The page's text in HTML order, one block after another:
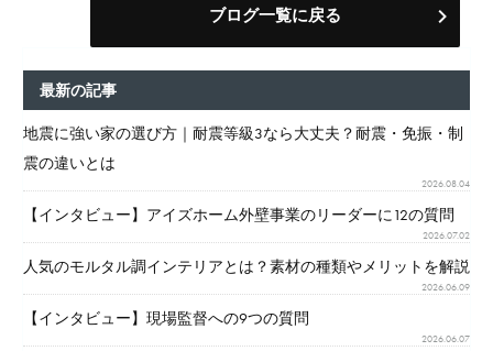
ブログ一覧に戻る
最新の記事
地震に強い家の選び方｜耐震等級3なら大丈夫？耐震・免振・制
震の違いとは
2026.08.04
【インタビュー】アイズホーム外壁事業のリーダーに12の質問
2026.07.02
人気のモルタル調インテリアとは？素材の種類やメリットを解説
2026.06.09
【インタビュー】現場監督への9つの質問
2026.06.07